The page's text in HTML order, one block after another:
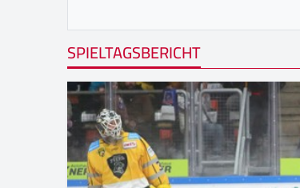
SPIELTAGSBERICHT